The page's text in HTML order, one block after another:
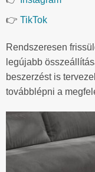
👉 TikTok
Rendszeresen
legújabb
beszerzést is
továbblépni a